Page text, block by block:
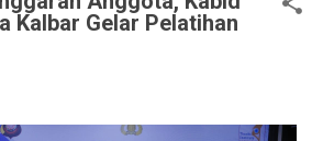
Kalbar Gelar Pelatihan